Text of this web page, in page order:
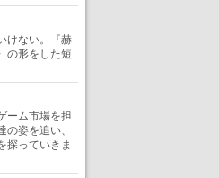
けない。『赫
の形をした短
ーム市場を担
姿を追い、
探っていきま